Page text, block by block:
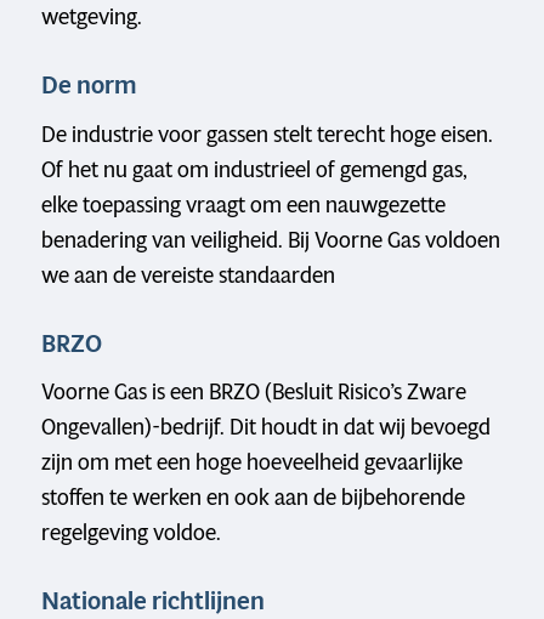
wetgeving.
De norm
De industrie voor gassen stelt terecht hoge eisen.
Of het nu gaat om industrieel of gemengd gas,
elke toepassing vraagt om een nauwgezette
benadering van veiligheid. Bij Voorne Gas voldoen
we aan de vereiste standaarden
BRZO
Voorne Gas is een BRZO (Besluit Risico’s Zware
Ongevallen)-bedrijf. Dit houdt in dat wij bevoegd
zijn om met een hoge hoeveelheid gevaarlijke
stoffen te werken en ook aan de bijbehorende
regelgeving voldoe.
Nationale richtlijnen